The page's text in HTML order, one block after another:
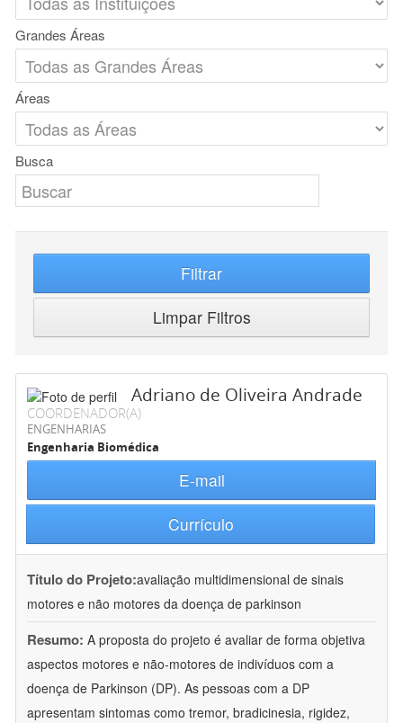
Grandes Áreas
Áreas
Busca
Filtrar
Limpar Filtros
Adriano de Oliveira Andrade
COORDENADOR(A)
ENGENHARIAS
Engenharia Biomédica
E-mail
Currículo
Título do Projeto:avaliação multidimensional de sinais
motores e não motores da doença de parkinson
Resumo: A proposta do projeto é avaliar de forma objetiva
aspectos motores e não-motores de indivíduos com a
doença de Parkinson (DP). As pessoas com a DP
apresentam sintomas como tremor, bradicinesia, rigidez,